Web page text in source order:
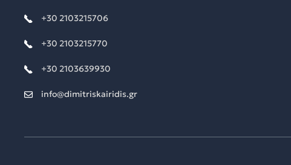
+30 2103215706
+30 2103215770
+30 2103639930
info@dimitriskairidis.gr